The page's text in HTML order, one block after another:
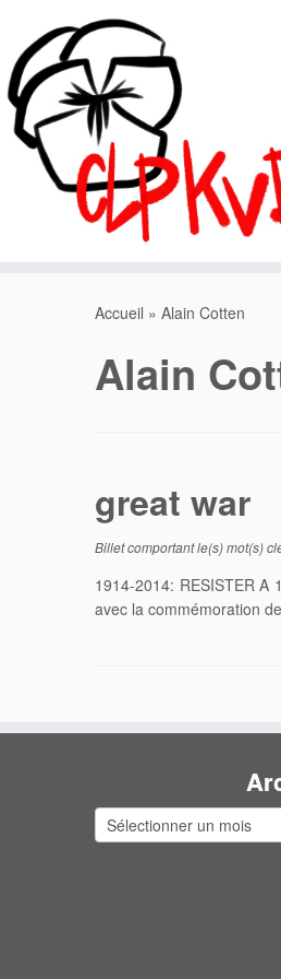
contenu
Accueil » Alain Cotten
Alain
great war
Billet comportant le(s) mot(s)
1914-2014: RESISTER A
avec la commémoration
Archives